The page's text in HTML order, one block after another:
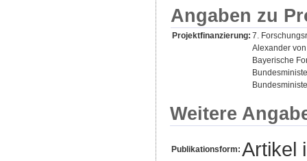
Angaben zu
Projektfinanzierung: 7.
Alexander
Bayerische
Weitere
Publikationsform: Artikel